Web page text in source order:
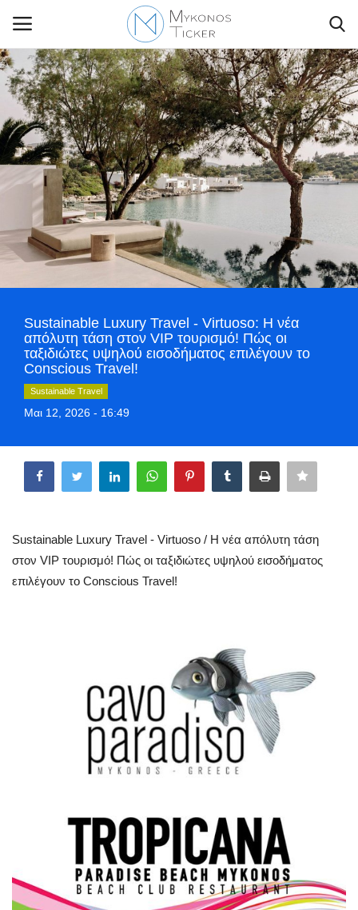
Contact Us
Politique
Business
Travel
World
Greece
Style Adorés
Entertainment
Mykonos
Mykonos Ticker TV
Sport
Σεβασμιώτατος Δωρόθεος Β’
Cost Of Living Crisis
Opinion + Analysis
Sustainable Luxury Travel - Virtuoso: Η νέα
απόλυτη τάση στον VIP τουρισμό! Πώς οι
ταξιδιώτες υψηλού εισοδήματος επιλέγουν το
Conscious Travel!
Sustainable Travel
Μαι 12, 2026 - 16:49
Sustainable Luxury Travel - Virtuoso / Η νέα απόλυτη τάση
στον VIP τουρισμό! Πώς οι ταξιδιώτες υψηλού εισοδήματος
επιλέγουν το Conscious Travel!